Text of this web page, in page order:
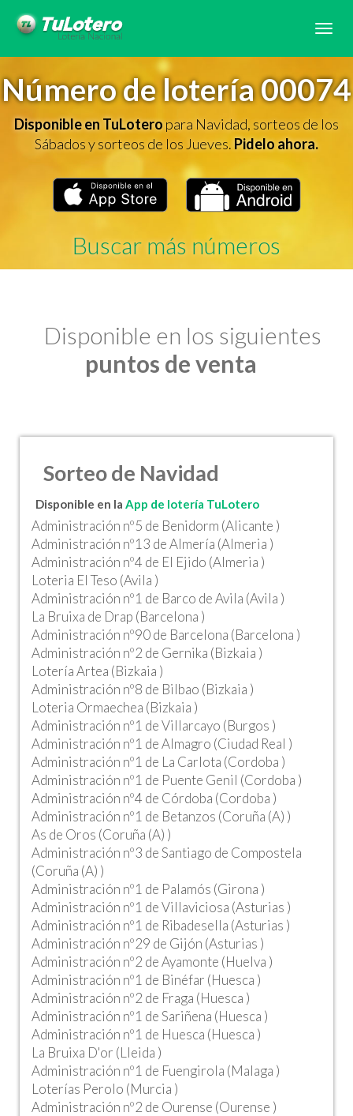
Número de lotería 00074
Disponible en TuLoteropara Navidad, sorteos de los
Sábados y sorteos de los Jueves.Pidelo ahora.
Buscar más números
Disponible en los siguientes
puntos de venta
Sorteo de Navidad
Disponible en la App de lotería TuLotero
Administración nº5 de Benidorm (Alicante )
Administración nº13 de Almería (Almeria )
Administración nº4 de El Ejido (Almeria )
Loteria El Teso (Avila )
Administración nº1 de Barco de Avila (Avila )
La Bruixa de Drap (Barcelona )
Administración nº90 de Barcelona (Barcelona )
Administración nº2 de Gernika (Bizkaia )
Lotería Artea (Bizkaia )
Administración nº8 de Bilbao (Bizkaia )
Loteria Ormaechea (Bizkaia )
Administración nº1 de Villarcayo (Burgos )
Administración nº1 de Almagro (Ciudad Real )
Administración nº1 de La Carlota (Cordoba )
Administración nº1 de Puente Genil (Cordoba )
Administración nº4 de Córdoba (Cordoba )
Administración nº1 de Betanzos (Coruña (A) )
As de Oros (Coruña (A) )
Administración nº3 de Santiago de Compostela
(Coruña (A) )
Administración nº1 de Palamós (Girona )
Administración nº1 de Villaviciosa (Asturias )
Administración nº1 de Ribadesella (Asturias )
Administración nº29 de Gijón (Asturias )
Administración nº2 de Ayamonte (Huelva )
Administración nº1 de Binéfar (Huesca )
Administración nº2 de Fraga (Huesca )
Administración nº1 de Sariñena (Huesca )
Administración nº1 de Huesca (Huesca )
La Bruixa D'or (Lleida )
Administración nº1 de Fuengirola (Malaga )
Loterías Perolo (Murcia )
Administración nº2 de Ourense (Ourense )